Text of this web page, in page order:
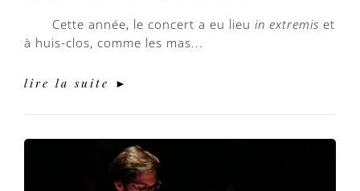
Cette année, le concert a eu lieu in extremis et
à huis-clos, comme les mas...
lire la suite ►